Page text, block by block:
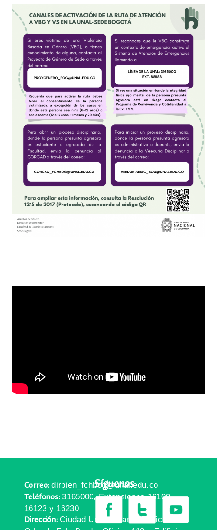
Correo:dirbien_fchbog@unal.edu.co
Teléfonos:3165000, Extensiones 16109,
16123 y 16230
Dirección:Ciudad Universitaria, Edificio
Síguenos